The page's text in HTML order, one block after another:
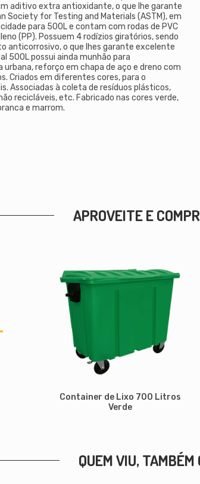
aditivo extra antioxidante, o que lhe garante
Society for Testing and Materials (ASTM), em
para 500L e contam com rodas de PVC
(PP). Possuem 4 rodízios giratórios, sendo
anticorrosivo, o que lhes garante excelente
500L possui ainda munhão para
reforço em chapa de aço e dreno com
Criados em diferentes cores, para o
Associadas à coleta de resíduos plásticos,
recicláveis, etc. Fabricado nas cores verde,
e marrom.
APROVEITE E
Container de Lixo 700 Litros
Verde
QUEM VIU, TAMBÉM